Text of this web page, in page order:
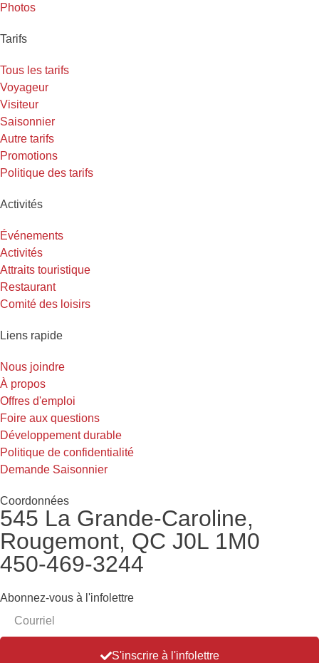
Photos
Tarifs
Tous les tarifs
Voyageur
Visiteur
Saisonnier
Autre tarifs
Promotions
Politique des tarifs
Activités
Événements
Activités
Attraits touristique
Restaurant
Comité des loisirs
Liens rapide
Nous joindre
À propos
Offres d'emploi
Foire aux questions
Développement durable
Politique de confidentialité
Demande Saisonnier
Coordonnées
545 La Grande-Caroline,
Rougemont, QC J0L 1M0
450-469-3244
Abonnez-vous à l'infolettre
S'inscrire à l'infolettre